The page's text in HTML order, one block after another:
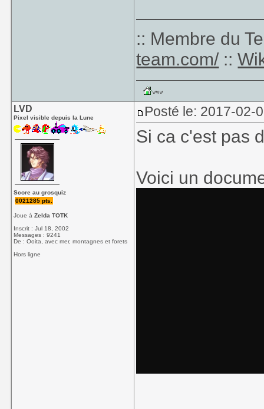
:: Membre du
team.com/::
LVD
Pixel visible depuis la Lune
Score au grosquiz
0021285 pts.
Joue àZelda TOTK
Inscrit : Jul 18, 2002
Messages : 9241
De : Ooita, avec mer, montagnes et forets
Hors ligne
Posté le: 2017-02-
Si ca c'est pas
Voici un